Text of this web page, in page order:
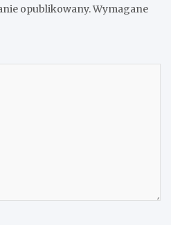
podaniem można dodać
opublikowany.Wymagane